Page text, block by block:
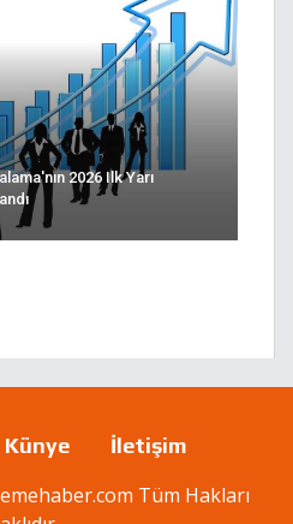
2026 Ilk Yarı
Künye İletişim
Tüm Hakları